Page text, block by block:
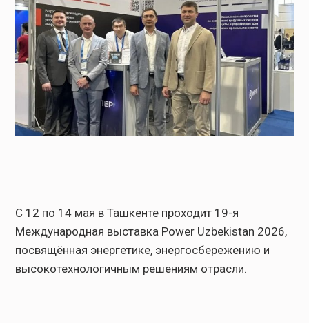
С 12 по 14 мая в Ташкенте проходит 19-я
Международная выставка Power Uzbekistan 2026,
посвящённая энергетике, энергосбережению и
высокотехнологичным решениям отрасли.